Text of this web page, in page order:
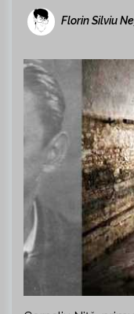
Florin Silviu